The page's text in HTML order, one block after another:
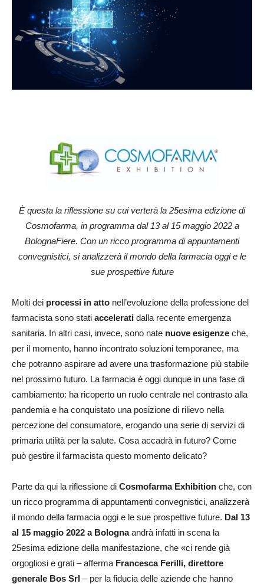
È questa la riflessione su cui verterà la 25esima edizione di
Cosmofarma, in programma dal 13 al 15 maggio 2022 a
BolognaFiere. Con un ricco programma di appuntamenti
convegnistici, si analizzerà il mondo della farmacia oggi e le
sue prospettive future
Molti dei processi in atto nell’evoluzione della professione del
farmacista sono stati accelerati dalla recente emergenza
sanitaria. In altri casi, invece, sono nate nuove esigenze che,
per il momento, hanno incontrato soluzioni temporanee, ma
che potranno aspirare ad avere una trasformazione più stabile
nel prossimo futuro. La farmacia è oggi dunque in una fase di
cambiamento: ha ricoperto un ruolo centrale nel contrasto alla
pandemia e ha conquistato una posizione di rilievo nella
percezione del consumatore, erogando una serie di servizi di
primaria utilità per la salute. Cosa accadrà in futuro? Come
può gestire il farmacista questo momento delicato?
Parte da qui la riflessione di Cosmofarma Exhibition che, con
un ricco programma di appuntamenti convegnistici, analizzerà
il mondo della farmacia oggi e le sue prospettive future. Dal 13
al 15 maggio 2022 a Bolognaandrà infatti in scena la
25esima edizione della manifestazione, che «ci rende già
orgogliosi e grati – afferma Francesca Ferilli, direttore
generale Bos Srl – per la fiducia delle aziende che hanno